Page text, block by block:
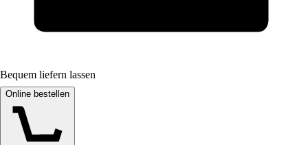
Bequem liefern lassen
Online bestellen